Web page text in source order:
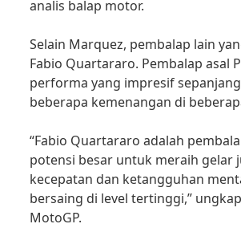
analis balap motor.
Selain Marquez, pembalap lain
Fabio Quartararo. Pembalap asal
performa yang impresif
beberapa kemenangan di
“Fabio Quartararo adalah
potensi besar untuk meraih gelar
kecepatan dan ketangguhan
bersaing di level tertinggi,”
MotoGP.